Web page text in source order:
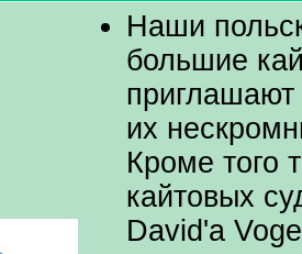
Наши
большие
их
Кроме того
кайтовых
David'a